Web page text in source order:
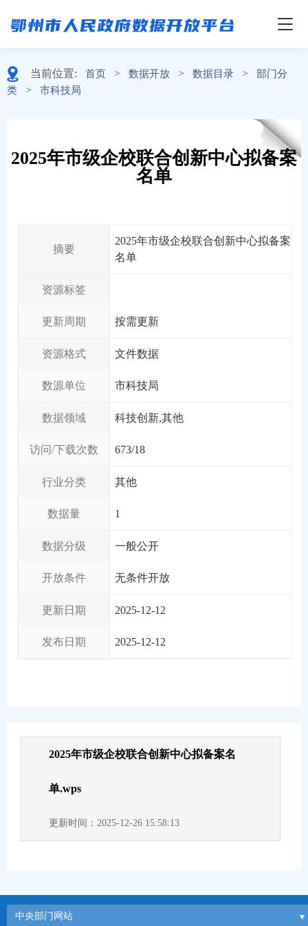
当前位置: 首页 > 数据开放 > 数据目录 >
部门分
类
> 市科技局
2025年市级企校联合创新中心拟备案
名单
摘要
2025年市级企校联合创新中心拟备案
名单
资源标签
更新周期 按需更新
资源格式 文件数据
数源单位 市科技局
数据领域 科技创新,其他
访问/下载次数 673/18
行业分类 其他
数据量 1
数据分级 一般公开
开放条件 无条件开放
更新日期 2025-12-12
发布日期 2025-12-12
2025年市级企校联合创新中心拟备案名
单.wps
更新时间：2025-12-26 15:58:13
中央部门网站